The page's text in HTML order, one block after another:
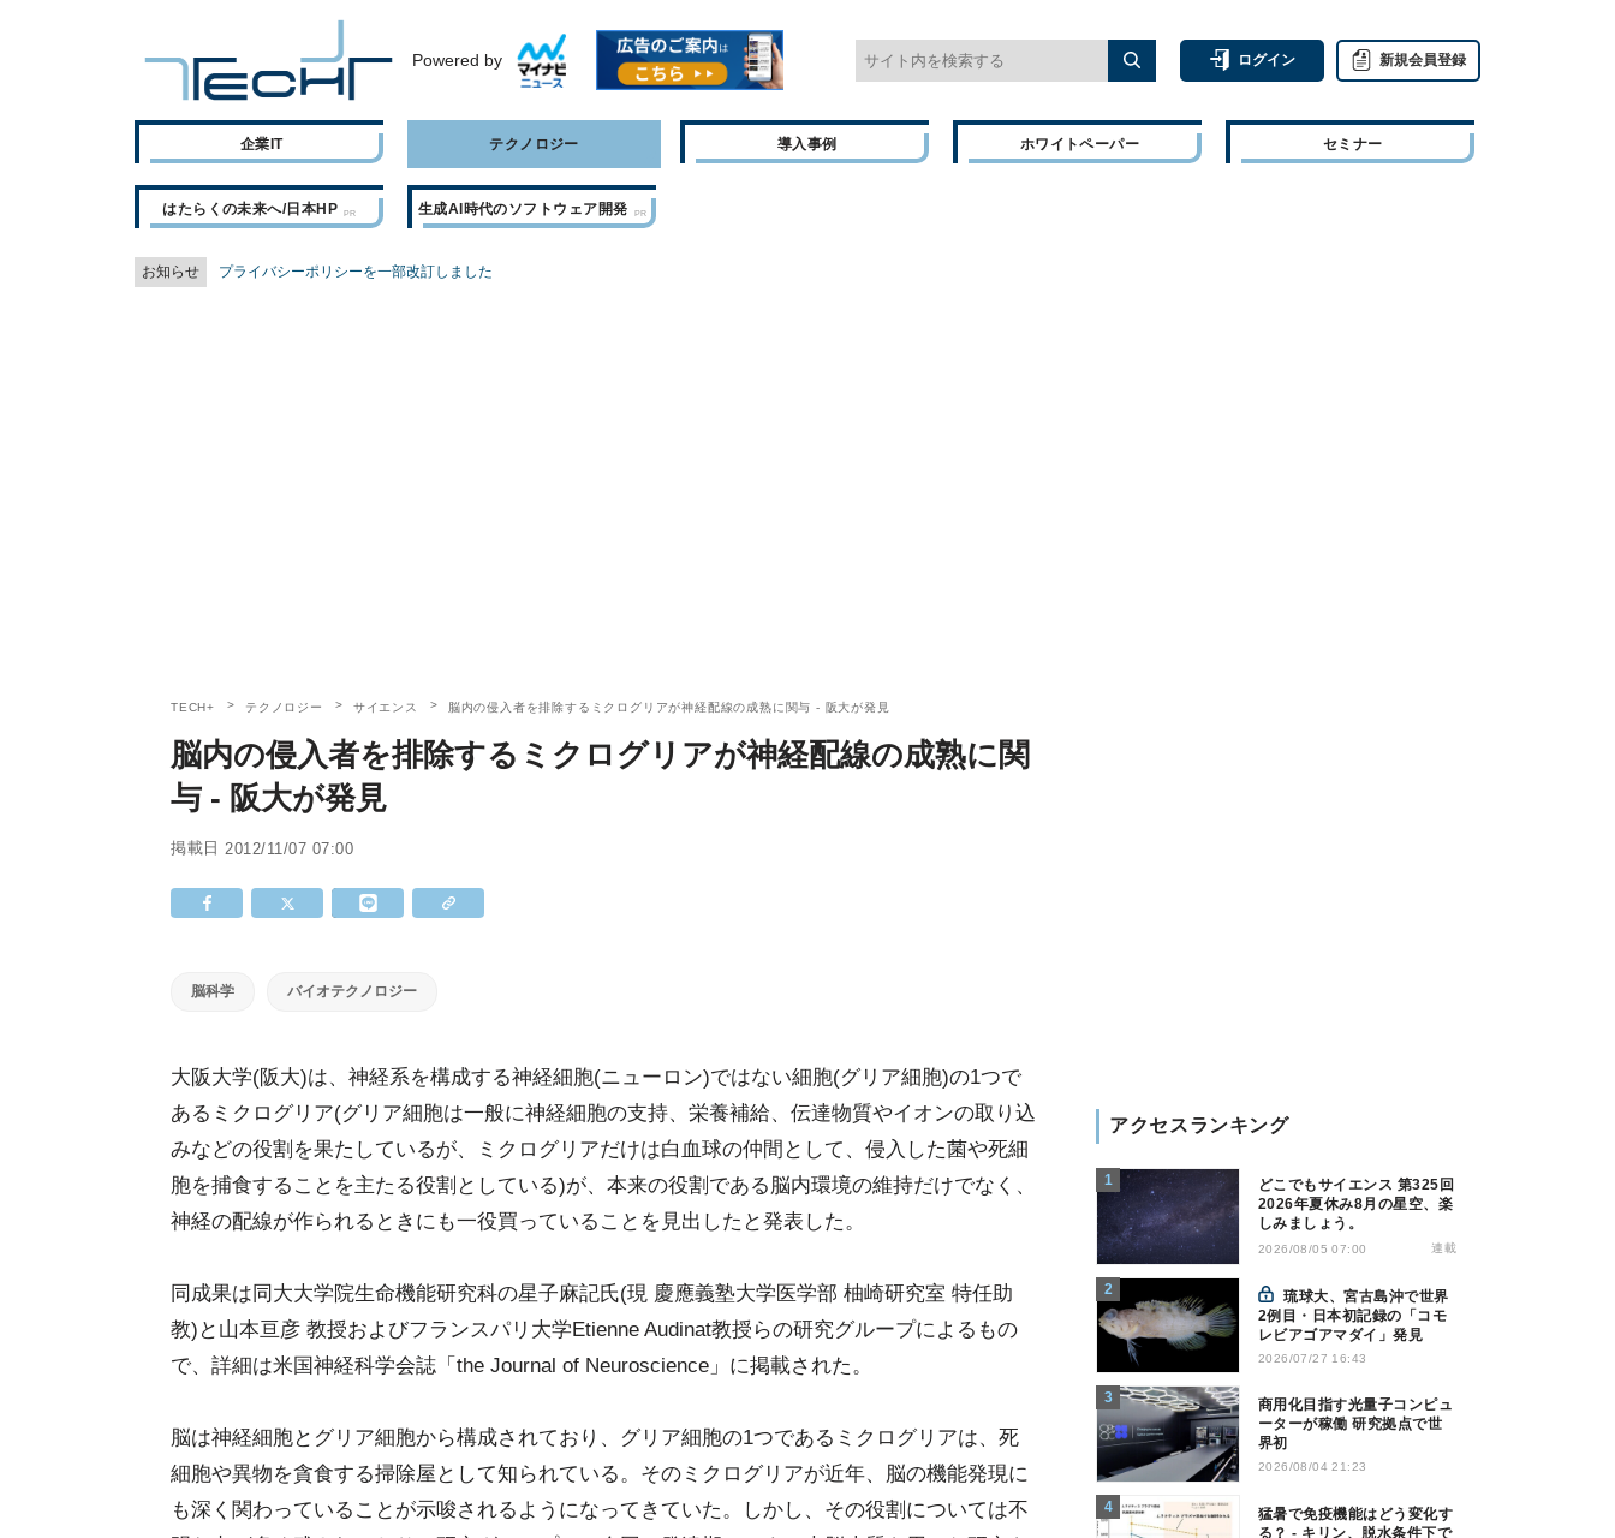
Powered by ログイン 新規会員登録
企業IT テクノロジー 導入事例 ホワイトペーパー セミナー
はたらくの未来へ/日本HP 生成AI時代のソフトウェア開発
お知らせ プライバシーポリシーを一部改訂しました
TECH+ テクノロジー サイエンス 脳内の侵入者を排除するミクログリアが神経配線の成熟に関与 - 阪大が発見
脳内の侵入者を排除するミクログリアが神経配線の成熟に関
与 - 阪大が発見
掲載日 2012/11/07 07:00
脳科学 バイオテクノロジー
大阪大学(阪大)は、神経系を構成する神経細胞(ニューロン)ではない細胞(グリア細胞)の1つで
あるミクログリア(グリア細胞は一般に神経細胞の支持、栄養補給、伝達物質やイオンの取り込
みなどの役割を果たしているが、ミクログリアだけは白血球の仲間として、侵入した菌や死細
胞を捕食することを主たる役割としている)が、本来の役割である脳内環境の維持だけでなく、
神経の配線が作られるときにも一役買っていることを見出したと発表した。
同成果は同大大学院生命機能研究科の星子麻記氏(現 慶應義塾大学医学部 柚崎研究室 特任助
教)と山本亘彦 教授およびフランスパリ大学Etienne Audinat教授らの研究グループによるもの
で、詳細は米国神経科学会誌「the Journal of Neuroscience」に掲載された。
脳は神経細胞とグリア細胞から構成されており、グリア細胞の1つであるミクログリアは、死
細胞や異物を貪食する掃除屋として知られている。そのミクログリアが近年、脳の機能発現に
も深く関わっていることが示唆されるようになってきていた。しかし、その役割については不
アクセスランキング
どこでもサイエンス 第325回
2026年夏休み8月の星空、楽
しみましょう。
2026/08/05 07:00 連載
琉球大、宮古島沖で世界
2例目・日本初記録の「コモ
レビアゴアマダイ」発見
2026/07/27 16:43
商用化目指す光量子コンピュ
ーターが稼働 研究拠点で世
界初
2026/08/04 21:23
猛暑で免疫機能はどう変化す
る？ - キリン、脱水条件下で